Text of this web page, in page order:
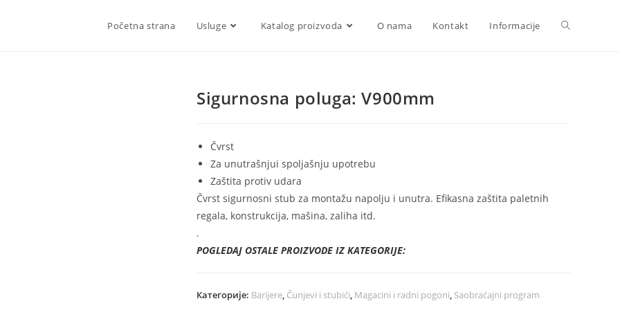
Početna strana Usluge Katalog proizvoda O nama Kontakt Informacije Toggle
Sigurnosna poluga: V900mm
Čvrst
Za unutrašnjui spoljašnju upotrebu
Zaštita protiv udara
Čvrst sigurnosni stub za montažu napolju i unutra. Efikasna zaštita paletnih
regala, konstrukcija, mašina, zaliha itd.
.
POGLEDAJ OSTALE PROIZVODE IZ KATEGORIJE:
Категорије: Barijere, Čunjevi i stubići, Magacini i radni pogoni, Saobraćajni program